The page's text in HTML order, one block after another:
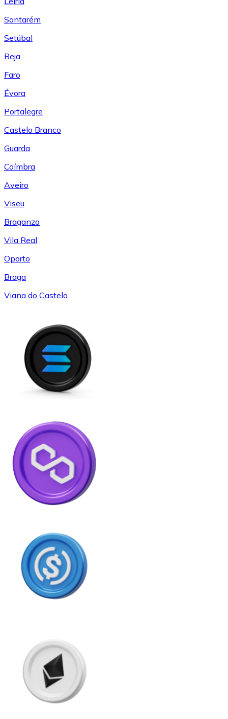
Santarém
Setúbal
Beja
Faro
Évora
Portalegre
Castelo Branco
Guarda
Coímbra
Aveiro
Viseu
Braganza
Vila Real
Oporto
Braga
Viana do Castelo